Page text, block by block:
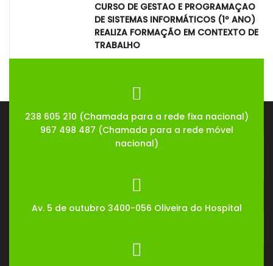
CURSO DE GESTÃO E PROGRAMAÇÃO
DE SISTEMAS INFORMÁTICOS (1º ANO)
REALIZA FORMAÇÃO EM CONTEXTO DE
TRABALHO
238 605 210 (Chamada para a rede fixa nacional)
967 498 487 (Chamada para a rede móvel
nacional)
Av. 5 de outubro 3400-056 Oliveira do Hospital